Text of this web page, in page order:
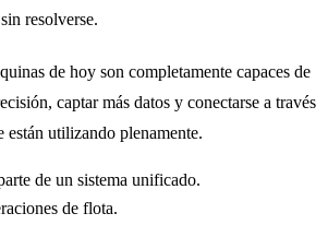
resolverse.
de hoy son completamente capaces de
captar más datos y conectarse a través
están utilizando plenamente.
de un sistema unificado.
de flota.